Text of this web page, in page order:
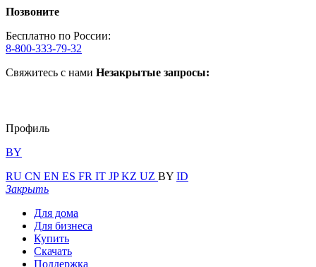
Позвоните
Бесплатно по России:
8-800-333-79-32
Свяжитесь с нами Незакрытые запросы:
Профиль
BY
RU CN EN ES FR IT JPKZ UZ BY ID
Закрыть
Для дома
Для бизнеса
Купить
Скачать
Поддержка